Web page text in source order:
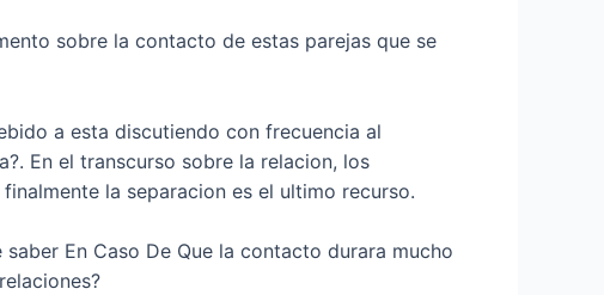
sobre la contacto de estas parejas que se
a esta discutiendo con frecuencia al
En el transcurso sobre la relacion, los
la separacion es el ultimo recurso.
En Caso De Que la contacto durara mucho